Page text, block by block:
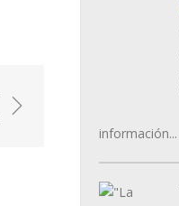
información...